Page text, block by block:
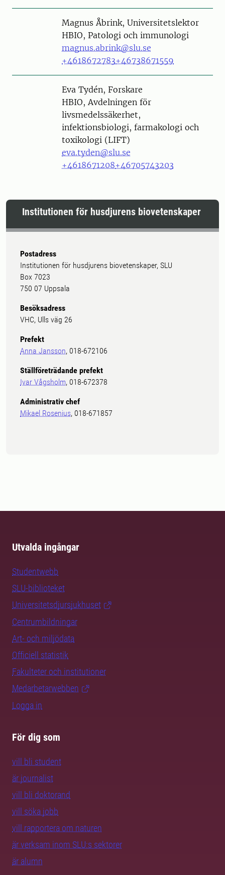
PersonMagnus Åbrink, Universitetslektor
HBIO, Patologi och immunologi
magnus.abrink@slu.se
+4618672783+46738671559
PersonEva Tydén, Forskare
HBIO, Avdelningen för
livsmedelssäkerhet,
infektionsbiologi, farmakologi och
toxikologi (LIFT)
eva.tyden@slu.se
+4618671208+46705743203
Institutionen för husdjurens biovetenskaper
Postadress
Institutionen för husdjurens biovetenskaper, SLU
Box 7023
750 07 Uppsala
Besöksadress
VHC, Ulls väg 26
Prefekt
Anna Jansson, 018-672106
Ställföreträdande prefekt
Ivar Vågsholm, 018-672378
Administrativ chef
Mikael Rosenius, 018-671857
Utvalda ingångar
Studentwebb
SLU-biblioteket
Universitetsdjursjukhuset
Centrumbildningar
Art- och miljödata
Officiell statistik
Fakulteter och institutioner
Medarbetarwebben
Logga in
För dig som
vill bli student
är journalist
vill bli doktorand
vill söka jobb
vill rapportera om naturen
är verksam inom SLU:s sektorer
är alumn